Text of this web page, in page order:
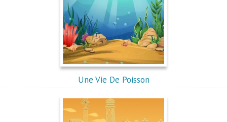
Une Vie De Poisson